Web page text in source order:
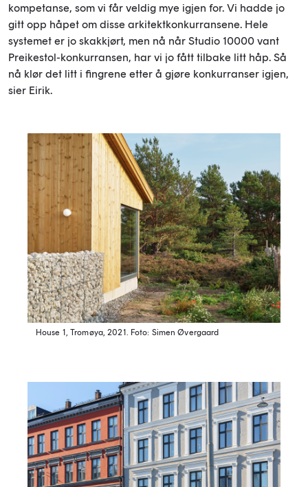
kompetanse, som vi får veldig mye igjen for. Vi hadde jo
gitt opp håpet om disse arkitektkonkurransene. Hele
systemet er jo skakkjørt, men nå når Studio 10000 vant
Preikestol-konkurransen, har vi jo fått tilbake litt håp. Så
nå klør det litt i fingrene etter å gjøre konkurranser igjen,
sier Eirik.
House 1, Tromøya, 2021. Foto: Simen Øvergaard